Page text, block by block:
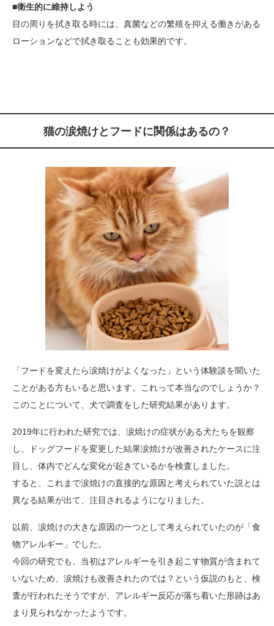
■衛生的に維持しよう
目の周りを拭き取る時には、真菌などの繁殖を抑える働きがある
ローションなどで拭き取ることも効果的です。
猫の涙焼けとフードに関係はあるの？
「フードを変えたら涙焼けがよくなった」という体験談を聞いた
ことがある方もいると思います。これって本当なのでしょうか？
このことについて、犬で調査をした研究結果があります。
2019年に行われた研究では、涙焼けの症状がある犬たちを観察
し、ドッグフードを変更した結果涙焼けが改善されたケースに注
目し、体内でどんな変化が起きているかを検査しました。
すると、これまで涙焼けの直接的な原因と考えられていた説とは
異なる結果が出て、注目されるようになりました。
以前、涙焼けの大きな原因の一つとして考えられていたのが「食
物アレルギー」でした。
今回の研究でも、当初はアレルギーを引き起こす物質が含まれて
いないため、涙焼けも改善されたのでは？という仮説のもと、検
査が行われたそうですが、アレルギー反応が落ち着いた形跡はあ
まり見られなかったようです。